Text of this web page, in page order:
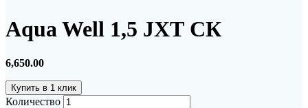
Aqua Well 1,5 JXТ СК
6,650.00
Купить в 1 клик
Количество